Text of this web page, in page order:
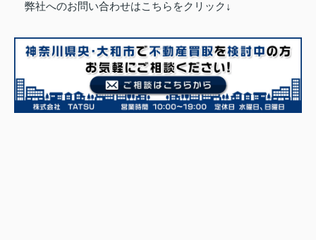
弊社へのお問い合わせはこちらをクリック↓